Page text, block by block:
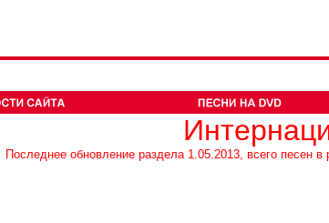
Последнее обновление раздела 1.05.2013, всего песен